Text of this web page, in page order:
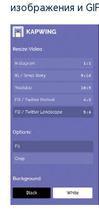
изображения и